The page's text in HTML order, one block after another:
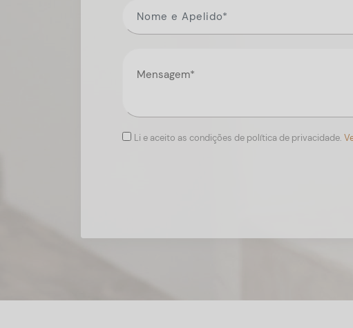
Li e aceito as condições de política de privacidade.